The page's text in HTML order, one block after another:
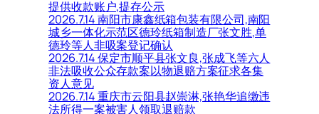
提供收款账户,提存公示
2026.7.14 南阳市康鑫纸箱包装有限公司,南阳
城乡一体化示范区德玲纸箱制造厂张文胜,单
德玲等人非吸案登记确认
2026.7.14 保定市顺平县张文良,张成飞等六人
非法吸收公众存款案以物退赔方案征求各集
资人意见
2026.7.14 重庆市云阳县赵崇淋,张艳华追缴违
法所得一案被害人领取退赔款